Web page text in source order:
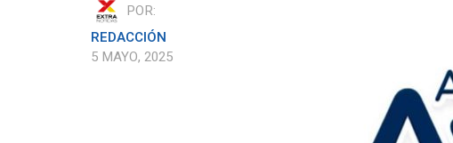
POR:
REDACCIÓN
5 MAYO, 2025